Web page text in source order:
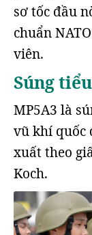
sơ tốc đầu
chuẩn
viên.
Súng
MP5A3 là
vũ khí quốc
xuất theo
Koch.